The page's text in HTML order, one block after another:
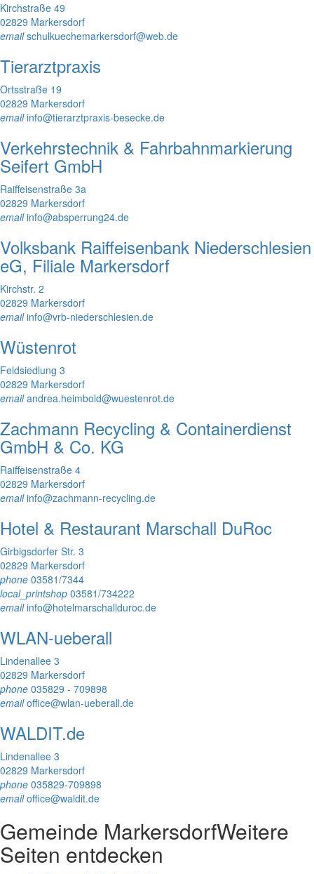
Kirchstraße 49
02829 Markersdorf
emailschulkuechemarkersdorf@web.de
Tierarztpraxis
Ortsstraße 19
02829 Markersdorf
emailinfo@tierarztpraxis-besecke.de
Verkehrstechnik & Fahrbahnmarkierung
Seifert GmbH
Raiffeisenstraße 3a
02829 Markersdorf
emailinfo@absperrung24.de
Volksbank Raiffeisenbank Niederschlesien
eG, Filiale Markersdorf
Kirchstr. 2
02829 Markersdorf
emailinfo@vrb-niederschlesien.de
Wüstenrot
Feldsiedlung 3
02829 Markersdorf
emailandrea.heimbold@wuestenrot.de
Zachmann Recycling & Containerdienst
GmbH & Co. KG
Raiffeisenstraße 4
02829 Markersdorf
emailinfo@zachmann-recycling.de
Hotel & Restaurant Marschall DuRoc
Girbigsdorfer Str. 3
02829 Markersdorf
phone 03581/7344
local_printshop 03581/734222
emailinfo@hotelmarschallduroc.de
WLAN-ueberall
Lindenallee 3
02829 Markersdorf
phone 035829 - 709898
emailoffice@wlan-ueberall.de
WALDIT.de
Lindenallee 3
02829 Markersdorf
phone 035829-709898
emailoffice@waldit.de
Gemeinde MarkersdorfWeitere
Seiten entdecken